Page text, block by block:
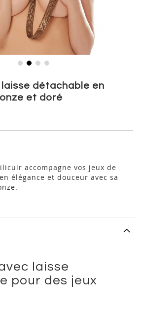
détachable en
et doré
accompagne vos jeux de
élégance et douceur avec sa
laisse
pour des jeux